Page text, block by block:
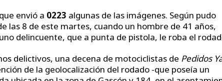
envió a 0223 algunas de las imágenes. Según pudo
las 8 de este martes, cuando un hombre de 41 años,
delincuente, que a punta de pistola, le roba el
delictivos, una decena de motociclistas de Pedidos
de la geolocalización del rodado -que poseía un